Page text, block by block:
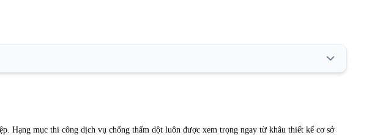
Hạng mục thi công dịch vụ chống thấm dột luôn được xem trọng ngay từ khâu thiết kế cơ sở